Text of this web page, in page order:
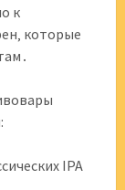
к
которые
IPA